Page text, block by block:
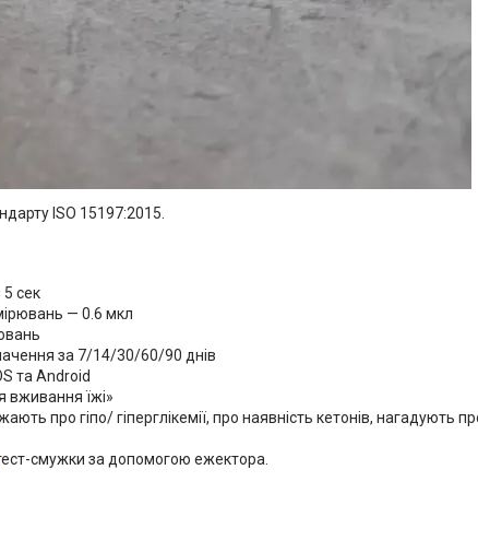
ISO 15197:2015.
сек
— 0.6 мкл
за 7/14/30/60/90 днів
та Android
вживання їжі»
про гіпо/ гіперглікемії, про наявність кетонів, нагадують
смужки за допомогою ежектора.